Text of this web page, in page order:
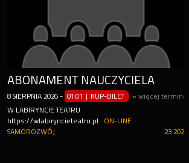
ABONAMENT NAUCZYCIELA
8 SIERPNIA 2026 - 01:01 | KUP-BILET » więcej terminów
W LABIRYNCIE TEATRU
https://wlabiryncieteatru.pl
ON-LINE
23 202
SAMOROZWÓJ